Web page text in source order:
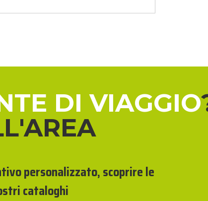
DI VIAGGIO
personalizzato, scoprire le
cataloghi